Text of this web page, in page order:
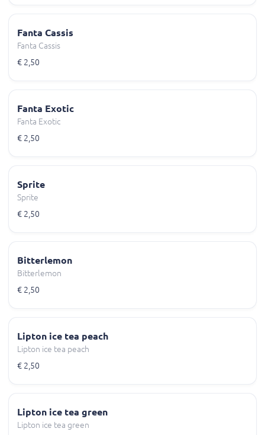
Fanta Cassis
Fanta Cassis
€ 2,50
Fanta Exotic
Fanta Exotic
€ 2,50
Sprite
Sprite
€ 2,50
Bitterlemon
Bitterlemon
€ 2,50
Lipton ice tea peach
Lipton ice tea peach
€ 2,50
Lipton ice tea green
Lipton ice tea green